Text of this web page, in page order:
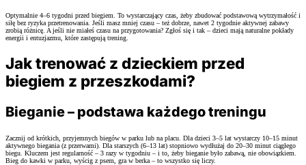
Optymalnie 4–6 tygodni przed biegiem. To wystarczający czas, żeby zbudować podstawową wytrzymałość i
siłę bez ryzyka przetrenowania. Jeśli masz mniej czasu – też dobrze, nawet 2 tygodnie aktywnej zabawy
zrobią różnicę. A jeśli nie miałeś czasu na przygotowania? Zgłoś się i tak – dzieci mają naturalne pokłady
energii i entuzjazmu, które zastępują trening.
Jak trenować z dzieckiem przed
biegiem z przeszkodami?
Bieganie – podstawa każdego treningu
Zacznij od krótkich, przyjemnych biegów w parku lub na placu. Dla dzieci 3–5 lat wystarczy 10–15 minut
aktywnego biegania (z przerwami). Dla starszych (6–13 lat) stopniowo wydłużaj do 20–30 minut ciągłego
biegu. Kluczem jest regularność – 3 razy w tygodniu – i to, żeby bieganie było zabawą, nie obowiązkiem.
Bieg do kawki w parku, wyścig z psem, gra w berka – to wszystko się liczy.